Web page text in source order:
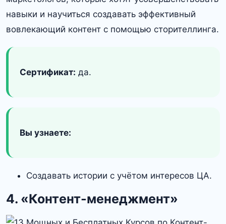
навыки и научиться создавать эффективный
вовлекающий контент с помощью сторителлинга.
Сертификат: да.
Вы узнаете:
Создавать истории с учётом интересов ЦА.
4. «Контент-менеджмент»